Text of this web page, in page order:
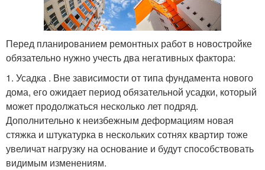
Перед планированием ремонтных работ в новостройке
обязательно нужно учесть два негативных фактора:
1. Усадка . Вне зависимости от типа фундамента нового
дома, его ожидает период обязательной усадки, который
может продолжаться несколько лет подряд.
Дополнительно к неизбежным деформациям новая
стяжка и штукатурка в нескольких сотнях квартир тоже
увеличат нагрузку на основание и будут способствовать
видимым изменениям.